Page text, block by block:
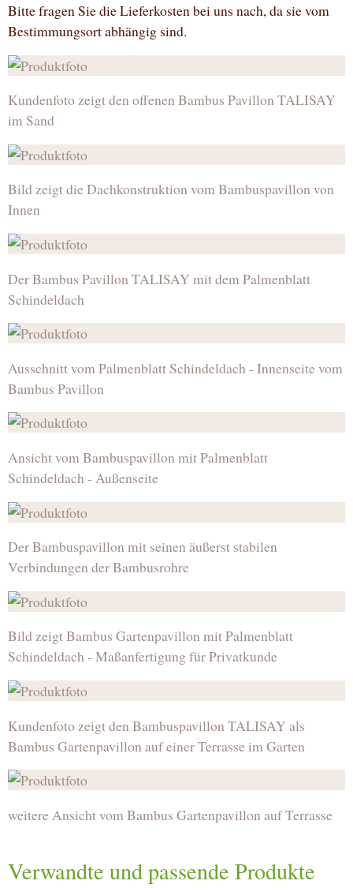
Bitte fragen Sie die Lieferkosten bei uns nach, da sie vom
Bestimmungsort abhängig sind.
Kundenfoto zeigt den offenen Bambus Pavillon TALISAY
im Sand
Bild zeigt die Dachkonstruktion vom Bambuspavillon von
Innen
Der Bambus Pavillon TALISAY mit dem Palmenblatt
Schindeldach
Ausschnitt vom Palmenblatt Schindeldach - Innenseite vom
Bambus Pavillon
Ansicht vom Bambuspavillon mit Palmenblatt
Schindeldach - Außenseite
Der Bambuspavillon mit seinen äußerst stabilen
Verbindungen der Bambusrohre
Bild zeigt Bambus Gartenpavillon mit Palmenblatt
Schindeldach - Maßanfertigung für Privatkunde
Kundenfoto zeigt den Bambuspavillon TALISAY als
Bambus Gartenpavillon auf einer Terrasse im Garten
weitere Ansicht vom Bambus Gartenpavillon auf Terrasse
Verwandte und passende Produkte